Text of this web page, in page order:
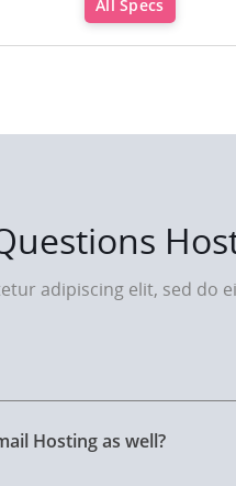
All Specs
adipiscing elit, sed do
Hosting as well?